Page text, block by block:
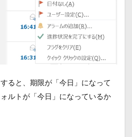
ると、期限が「今日」になって
ルトが「今日」になっているか